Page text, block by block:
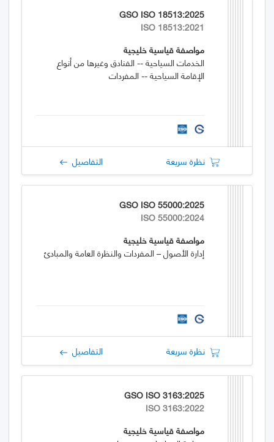
GSO ISO 18513:2025
ISO 18513:2021
مواصفة قياسية خليجية
الخدمات السياحية -- الفنادق وغيرها من أنواع
الإقامة السياحية -- المفردات
نظرة سريعة التفاصيل
GSO ISO 55000:2025
ISO 55000:2024
مواصفة قياسية خليجية
إدارة الأصول – المفردات والنظرة العامة والمبادئ
نظرة سريعة التفاصيل
GSO ISO 3163:2025
ISO 3163:2022
مواصفة قياسية خليجية